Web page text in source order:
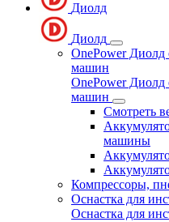
Диолд
Диолд
OnePower Диолд
машин
OnePower Диолд
машин
Смотреть
машины
Компрессоры,
Оснастка для
Оснастка для